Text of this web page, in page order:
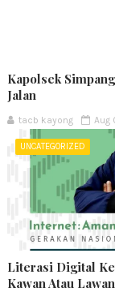
Kapolsek
Jalan
tacb kayong Aug
UNCATEGORIZED
Literasi Digital
Kawan Atau